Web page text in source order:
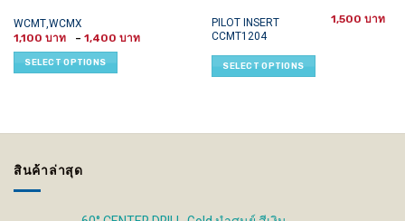
WCMT,WCMX
1,100 – 1,400
SELECT OPTIONS
This
product
has
multiple
chosen
on
PILOT INSERT
CCMT1204
1,500
SELECT OPTIONS
This
product
has
multiple
สินค้าล่าสุด